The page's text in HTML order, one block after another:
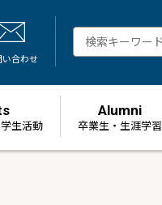
い合わせ
生活動
Alumni
卒業生・生涯学習